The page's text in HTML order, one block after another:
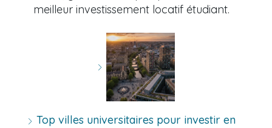
meilleur investissement locatif étudiant.
Top villes universitaires pour investir en